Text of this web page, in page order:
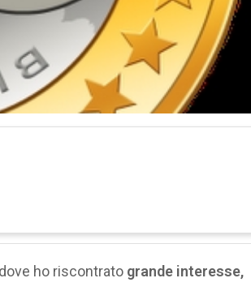
ho riscontrato grande interesse,